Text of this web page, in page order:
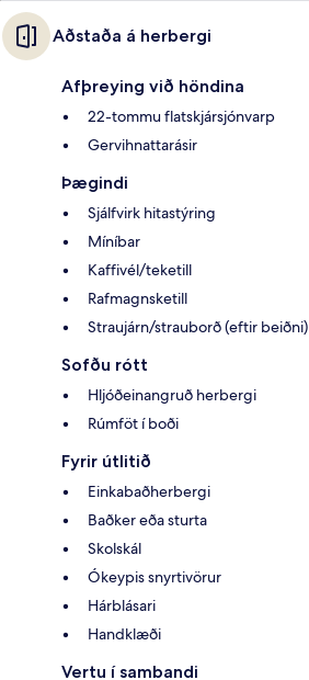
Aðstaða á herbergi
Afþreying við höndina
22-tommu flatskjársjónvarp
Gervihnattarásir
Þægindi
Sjálfvirk hitastýring
Míníbar
Kaffivél/teketill
Rafmagnsketill
Straujárn/strauborð (eftir beiðni)
Sofðu rótt
Hljóðeinangruð herbergi
Rúmföt í boði
Fyrir útlitið
Einkabaðherbergi
Baðker eða sturta
Skolskál
Ókeypis snyrtivörur
Hárblásari
Handklæði
Vertu í sambandi